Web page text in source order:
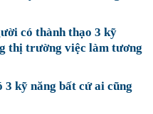
có thành thạo 3 kỹ
thị trường việc làm tương
kỹ năng bất cứ ai cũng